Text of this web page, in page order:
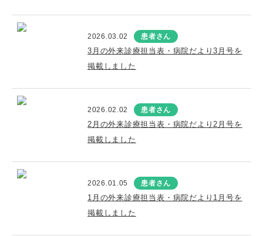
2026.03.02 患者さん
3月の外来診療担当表・病院だより3月号を
掲載しました
2026.02.02 患者さん
2月の外来診療担当表・病院だより2月号を
掲載しました
2026.01.05 患者さん
1月の外来診療担当表・病院だより1月号を
掲載しました